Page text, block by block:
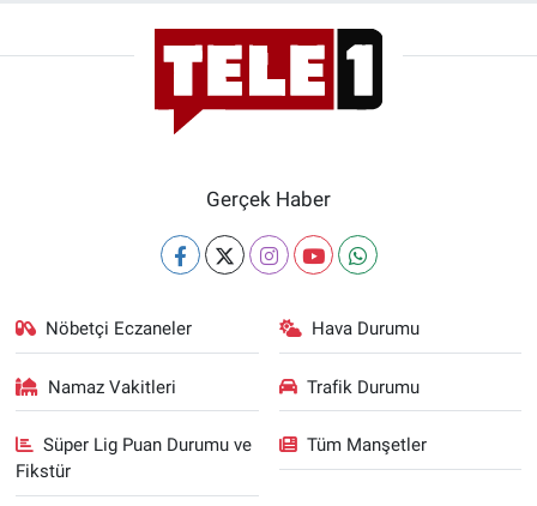
Gerçek Haber
Nöbetçi Eczaneler Hava Durumu
Namaz Vakitleri Trafik Durumu
Süper Lig Puan Durumu ve
Fikstür
Tüm Manşetler